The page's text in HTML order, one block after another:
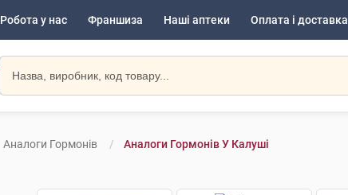
Робота у нас Франшиза Наші аптеки Оплата і доставка
Аналоги Гормонів Аналоги Гормонів У Калуші